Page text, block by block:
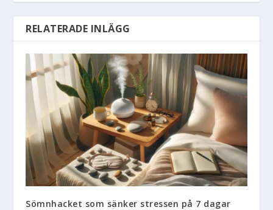
RELATERADE INLÄGG
Sömnhacket som sänker stressen på 7 dagar